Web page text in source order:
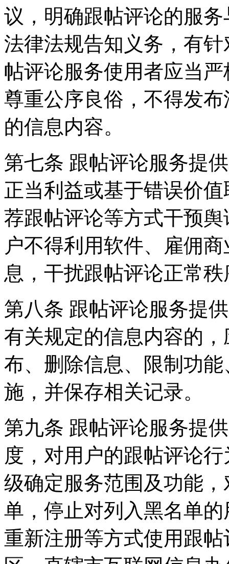
议，明确跟帖评论的服
法律法规告知义务，有
帖评论服务使用者应当
尊重公序良俗，不得发
的信息内容。
第七条 跟帖评论服务提
正当利益或基于错误价
荐跟帖评论等方式干预
户不得利用软件、雇佣
息，干扰跟帖评论正常
第八条 跟帖评论服务提
有关规定的信息内容的
布、删除信息、限制功
施，并保存相关记录。
第九条 跟帖评论服务提
度，对用户的跟帖评论
级确定服务范围及功能
单，停止对列入黑名单
重新注册等方式使用跟